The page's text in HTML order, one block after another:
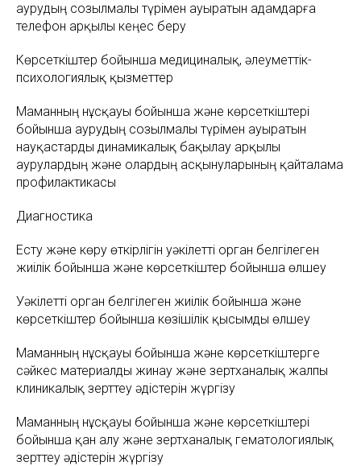
аурудың созылмалы түрімен ауыратын адамдарға
телефон арқылы кеңес беру
Көрсеткіштер бойынша медициналық, әлеуметтік-
психологиялық қызметтер
Маманның нұсқауы бойынша және көрсеткіштері
бойынша аурудың созылмалы түрімен ауыратын
науқастарды динамикалық бақылау арқылы
аурулардың және олардың асқынуларының қайталама
профилактикасы
Диагностика
Есту және көру өткірлігін уәкілетті орган белгілеген
жиілік бойынша және көрсеткіштер бойынша өлшеу
Уәкілетті орган белгілеген жиілік бойынша және
көрсеткіштер бойынша көзішілік қысымды өлшеу
Маманның нұсқауы бойынша және көрсеткіштерге
сәйкес материалды жинау және зертханалық жалпы
клиникалық зерттеу әдістерін жүргізу
Маманның нұсқауы бойынша және көрсеткіштері
бойынша қан алу және зертханалық гематологиялық
зерттеу әдістерін жүргізу